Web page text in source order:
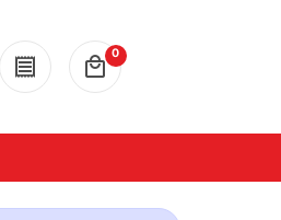
receipt local_mall
0